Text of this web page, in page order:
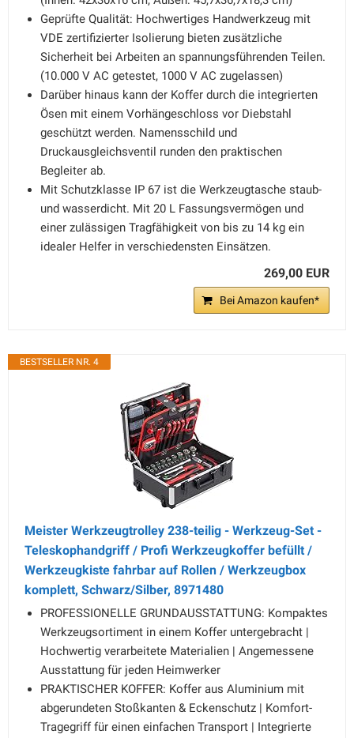
Geprüfte Qualität: Hochwertiges Handwerkzeug mit
VDE zertifizierter Isolierung bieten zusätzliche
Sicherheit bei Arbeiten an spannungsführenden Teilen.
(10.000 V AC getestet, 1000 V AC zugelassen)
Darüber hinaus kann der Koffer durch die integrierten
Ösen mit einem Vorhängeschloss vor Diebstahl
geschützt werden. Namensschild und
Druckausgleichsventil runden den praktischen
Begleiter ab.
Mit Schutzklasse IP 67 ist die Werkzeugtasche staub-
und wasserdicht. Mit 20 L Fassungsvermögen und
einer zulässigen Tragfähigkeit von bis zu 14 kg ein
idealer Helfer in verschiedensten Einsätzen.
269,00 EUR
Bei Amazon kaufen*
BESTSELLER NR. 4
Meister Werkzeugtrolley 238-teilig - Werkzeug-Set -
Teleskophandgriff / Profi Werkzeugkoffer befüllt /
Werkzeugkiste fahrbar auf Rollen / Werkzeugbox
komplett, Schwarz/Silber, 8971480
PROFESSIONELLE GRUNDAUSSTATTUNG: Kompaktes
Werkzeugsortiment in einem Koffer untergebracht |
Hochwertig verarbeitete Materialien | Angemessene
Ausstattung für jeden Heimwerker
PRAKTISCHER KOFFER: Koffer aus Aluminium mit
abgerundeten Stoßkanten & Eckenschutz | Komfort-
Tragegriff für einen einfachen Transport | Integrierte